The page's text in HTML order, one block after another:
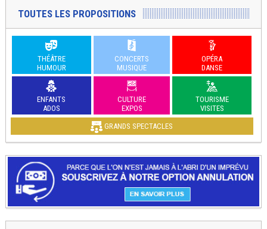
TOUTES LES PROPOSITIONS
THÉÂTRE
HUMOUR
CONCERTS
MUSIQUE
OPÉRA
DANSE
ENFANTS
ADOS
CULTURE
EXPOS
TOURISME
VISITES
GRANDS SPECTACLES